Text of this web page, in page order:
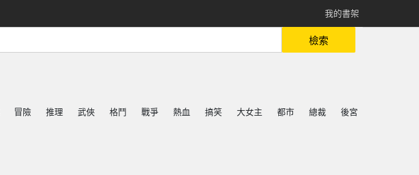
我的書架
檢索
冒險 推理 武俠 格鬥 戰爭 熱血 搞笑 大女主 都市 總裁
後宮